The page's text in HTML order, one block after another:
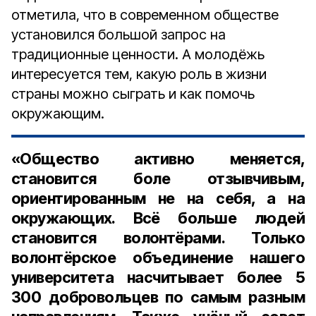
отметила, что в современном обществе
установился большой запрос на
традиционные ценности. А молодёжь
интересуется тем, какую роль в жизни
страны можно сыграть и как помочь
окружающим.
«Общество активно меняется,
становится боле отзывчивым,
ориентированным не на себя, а на
окружающих. Всё больше людей
становится волонтёрами. Только
волонтёрское объединение нашего
университета насчитывает более 5
300 добровольцев по самым разным